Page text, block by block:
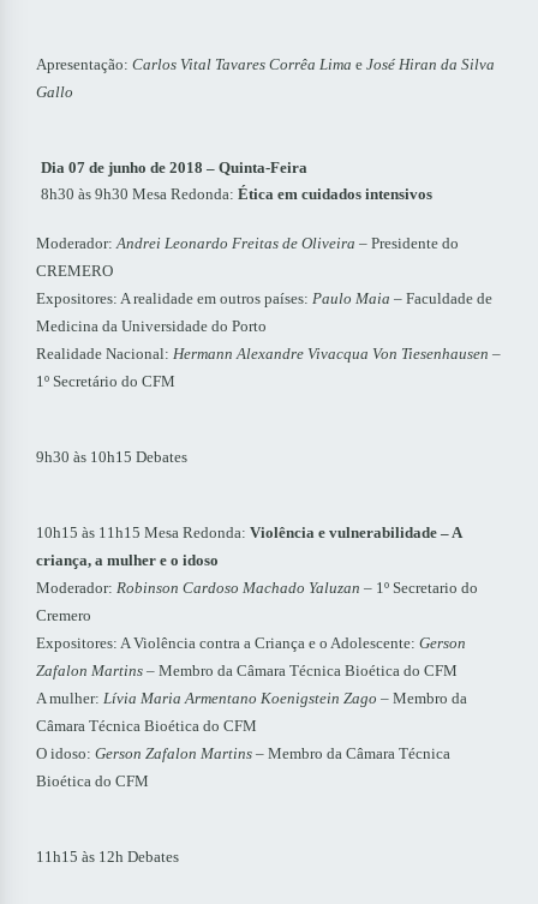
Apresentação: Carlos Vital Tavares Corrêa Lima e José Hiran da Silva
Gallo
Dia 07 de junho de 2018 – Quinta-Feira
8h30 às 9h30 Mesa Redonda: Ética em cuidados intensivos
Moderador:Andrei Leonardo Freitas de Oliveira – Presidente do
CREMERO
Expositores: A realidade em outros países: Paulo Maia – Faculdade de
Medicina da Universidade do Porto
Realidade Nacional: Hermann Alexandre Vivacqua Von Tiesenhausen –
1º Secretário do CFM
9h30 às 10h15 Debates
10h15 às 11h15 Mesa Redonda: Violência e vulnerabilidade – A
criança, a mulher e o idoso
Moderador: Robinson Cardoso Machado Yaluzan – 1º Secretario do
Cremero
Expositores: A Violência contra a Criança e o Adolescente: Gerson
Zafalon Martins – Membro da Câmara Técnica Bioética do CFM
A mulher: Lívia Maria Armentano Koenigstein Zago – Membro da
Câmara Técnica Bioética do CFM
O idoso: Gerson Zafalon Martins – Membro da Câmara Técnica
Bioética do CFM
11h15 às 12h Debates